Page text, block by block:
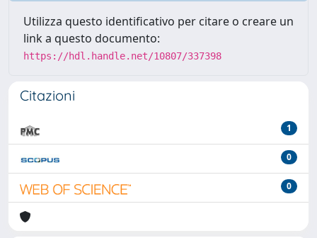
Utilizza questo identificativo per citare o creare un
link a questo documento:
https://hdl.handle.net/10807/337398
Citazioni
1
0
0